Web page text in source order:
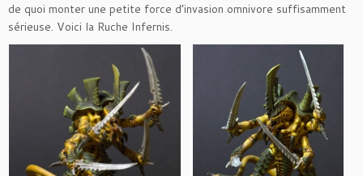
de quoi monter une petite force d’invasion omnivore suffisamment
sérieuse. Voici la Ruche Infernis.